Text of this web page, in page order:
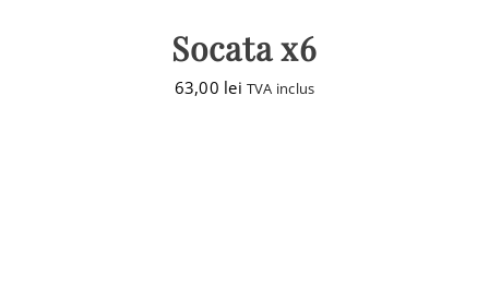
Socata x6
63,00 lei TVA inclus